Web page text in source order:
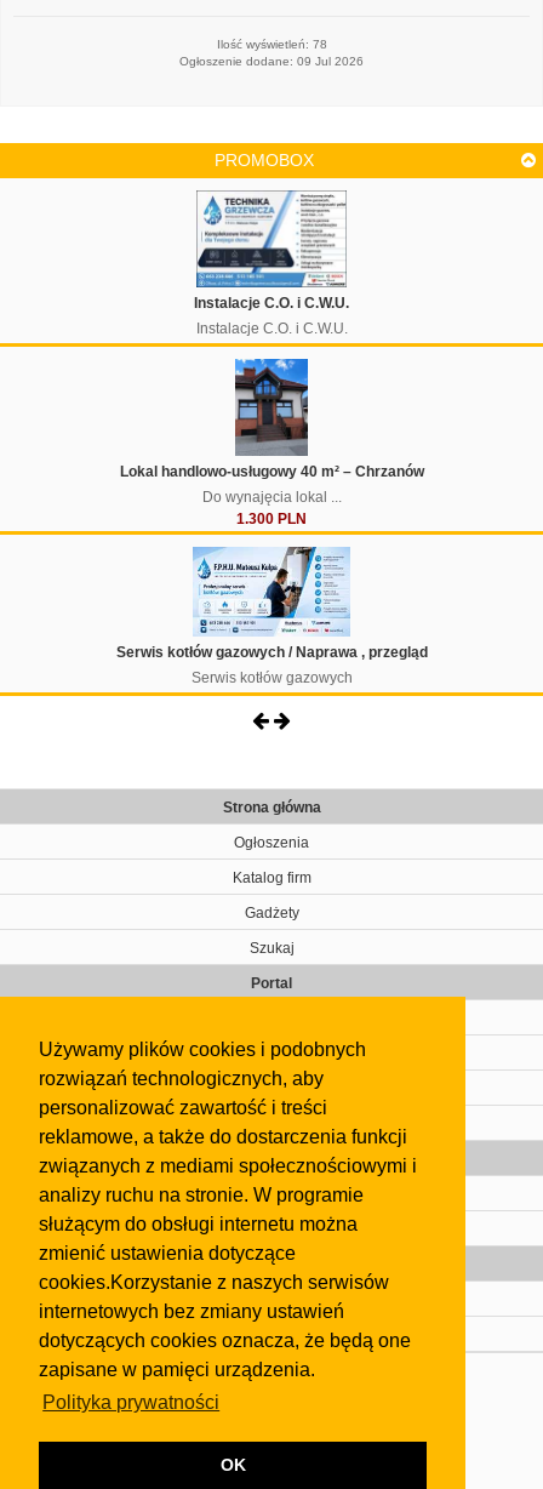
Używamy plików cookies i podobnych
rozwiązań technologicznych, aby
personalizować zawartość i treści
reklamowe, a także do dostarczenia funkcji
związanych z mediami społecznościowymi i
analizy ruchu na stronie. W programie
służącym do obsługi internetu można
zmienić ustawienia dotyczące
cookies.Korzystanie z naszych serwisów
internetowych bez zmiany ustawień
dotyczących cookies oznacza, że będą one
zapisane w pamięci urządzenia.
Polityka prywatności
OK
Ilość wyświetleń: 78
Ogłoszenie dodane: 09 Jul 2026
PROMOBOX
Instalacje C.O. i C.W.U.
Instalacje C.O. i C.W.U.
Lokal handlowo-usługowy 40 m² – Chrzanów
Do wynajęcia lokal ...
1.300 PLN
Serwis kotłów gazowych / Naprawa , przegląd
Serwis kotłów gazowych
Strona główna
Ogłoszenia
Katalog firm
Gadżety
Szukaj
Portal
Kontakt
Regulamin
Gazeta
Olkusz
Kontakt
Strefa dla biznesu
Biura nieruchomości
Dealerzy i autokomisy
Skontaktuj się z nami
regulaminuiPolityki Prywatności.
Klauzula FB